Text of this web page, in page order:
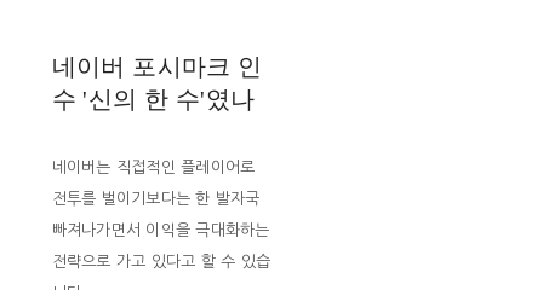
네이버 포시마크 인
수 '신의 한 수'였나
네이버는 직접적인 플레이어로
전투를 벌이기보다는 한 발자국
빠져나가면서 이익을 극대화하는
전략으로 가고 있다고 할 수 있습